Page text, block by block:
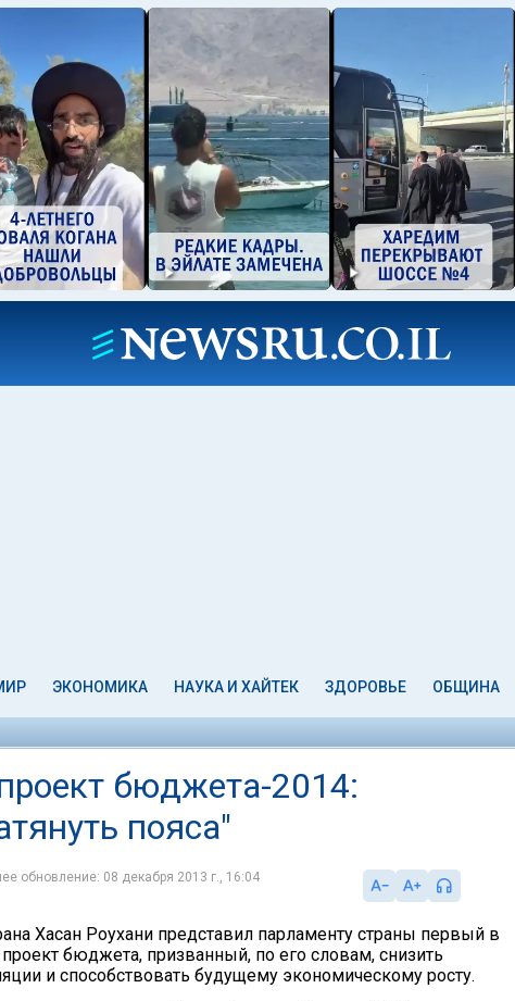
ЭКОНОМИКА НАУКА И ХАЙТЕК ЗДОРОВЬЕ ОБЩИНА
бюджета-2014:
пояса"
обновление: 08 декабря 2013 г., 16:04
Хасан Роухани представил парламенту страны первый в
бюджета, призванный, по его словам, снизить
и способствовать будущему экономическому росту.